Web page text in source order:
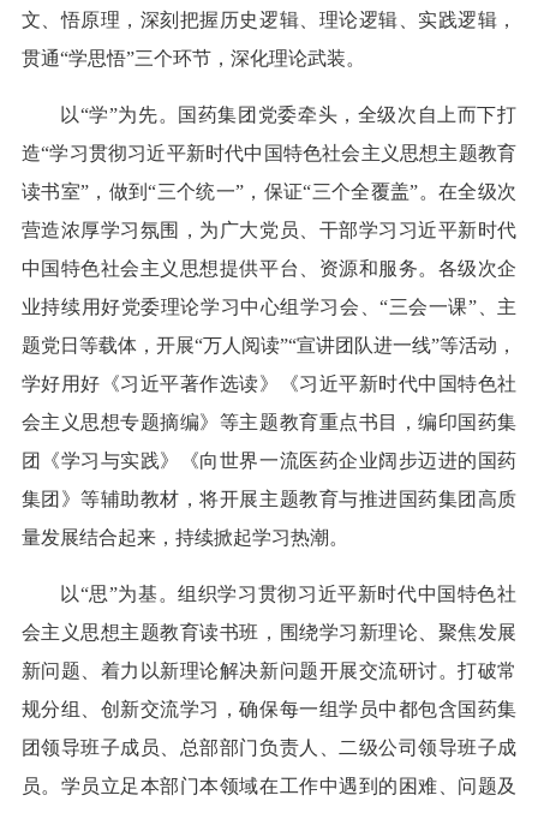
文、悟原理，深刻把握历史逻辑、理论逻辑、实践逻辑，
贯通“学思悟”三个环节，深化理论武装。
以“学”为先。国药集团党委牵头，全级次自上而下打
造“学习贯彻习近平新时代中国特色社会主义思想主题教育
读书室”，做到“三个统一”，保证“三个全覆盖”。在全级次
营造浓厚学习氛围，为广大党员、干部学习习近平新时代
中国特色社会主义思想提供平台、资源和服务。各级次企
业持续用好党委理论学习中心组学习会、“三会一课”、主
题党日等载体，开展“万人阅读”“宣讲团队进一线”等活动，
学好用好《习近平著作选读》《习近平新时代中国特色社
会主义思想专题摘编》等主题教育重点书目，编印国药集
团《学习与实践》《向世界一流医药企业阔步迈进的国药
集团》等辅助教材，将开展主题教育与推进国药集团高质
量发展结合起来，持续掀起学习热潮。
以“思”为基。组织学习贯彻习近平新时代中国特色社
会主义思想主题教育读书班，围绕学习新理论、聚焦发展
新问题、着力以新理论解决新问题开展交流研讨。打破常
规分组、创新交流学习，确保每一组学员中都包含国药集
团领导班子成员、总部部门负责人、二级公司领导班子成
员。学员立足本部门本领域在工作中遇到的困难、问题及